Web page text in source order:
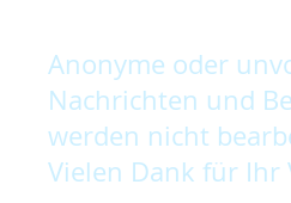
Anonyme oder
Nachrichten und
werden nicht
Vielen Dank für Ihr